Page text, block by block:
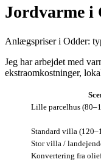
Jordvarme i
Anlægspriser i Odder:
Jeg har arbejdet med
ekstraomkostninger,
Lille parcelhus
Standard villa
Stor villa /
Konvertering fra